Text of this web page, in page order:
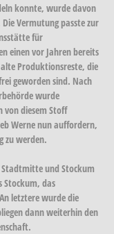
konnte, wurde davon
Vermutung passte zur
für
einen vor Jahren bereits
Produktionsreste, die
geworden sind. Nach
wurde
von diesem Stoff
Werne nun auffordern,
zu werden.
Stadtmitte und Stockum
Stockum, das
letztere wurde die
dann weiterhin den